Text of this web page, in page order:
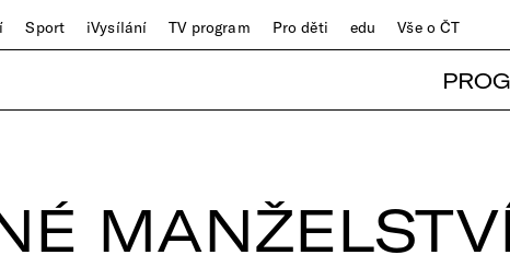
Sport iVysílání TV program Pro děti edu Vše o ČT